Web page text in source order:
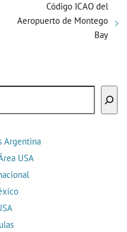
Código ICAO del
Aeropuerto de Montego
Bay
Argentina
USA